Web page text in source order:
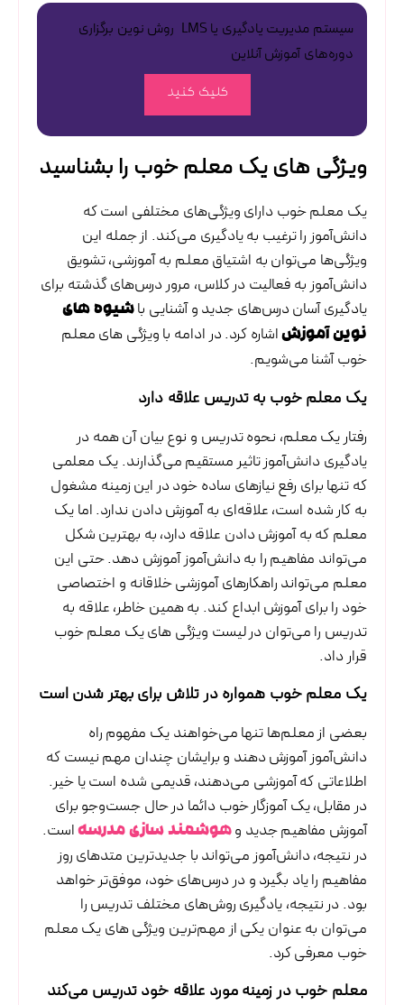
سیستم مدیریت یادگیری یا LMS روش نوین برگزاری
دوره‌های آموزش آنلاین
کلیک کنید
ویژگی های یک معلم خوب را بشناسید
یک معلم خوب دارای ویژگی‌های مختلفی است که
دانش‌آموز را ترغیب به یادگیری می‌کند. از جمله این
ویژگی‌ها می‌توان به اشتیاق معلم به آموزشی، تشویق
دانش‌آموز به فعالیت در کلاس، مرور درس‌های گذشته برای
یادگیری آسان درس‌های جدید و آشنایی باشیوه های
نوین آموزشاشاره کرد. در ادامه با ویژگی های معلم
خوب آشنا می‌شویم.
یک معلم خوب به تدریس علاقه دارد
رفتار یک معلم، نحوه تدریس و نوع بیان آن همه در
یادگیری دانش‌آموز تاثیر مستقیم می‌گذارند. یک معلمی
که تنها برای رفع نیازهای ساده خود در این زمینه مشغول
به کار شده است، علاقه‌ای به آموزش دادن ندارد. اما یک
معلم که به آموزش دادن علاقه دارد، به بهترین شکل
می‌تواند مفاهیم را به دانش‌آموز آموزش دهد. حتی این
معلم می‌تواند راهکارهای آموزشی خلاقانه و اختصاصی
خود را برای آموزش ابداع کند. به همین خاطر، علاقه به
تدریس را می‌توان در لیست ویژگی های یک معلم خوب
قرار داد.
یک معلم خوب همواره در تلاش برای بهتر شدن است
بعضی از معلم‌ها تنها می‌خواهند یک مفهوم راه
دانش‌آموز آموزش دهند و برایشان چندان مهم نیست که
اطلاعاتی که آموزشی می‌دهند، قدیمی شده است یا خیر.
در مقابل، یک آموزگار خوب دائما در حال جست‌وجو برای
آموزش مفاهیم جدید وهوشمند سازی مدرسهاست.
در نتیجه، دانش‌آموز می‌تواند با جدیدترین متدهای روز
مفاهیم را یاد بگیرد و در درس‌های خود، موفق‌تر خواهد
بود. در نتیجه، یادگیری روش‌های مختلف تدریس را
می‌توان به عنوان یکی از مهم‌ترین ویژگی های یک معلم
خوب معرفی کرد.
معلم خوب در زمینه مورد علاقه خود تدریس می‌کند